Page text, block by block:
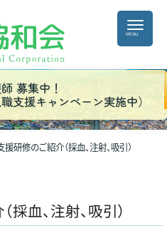
研修のご紹介（採血、注射、吸引）
血、注射、吸引）
募集中！
職支援キャンペーン実施中）